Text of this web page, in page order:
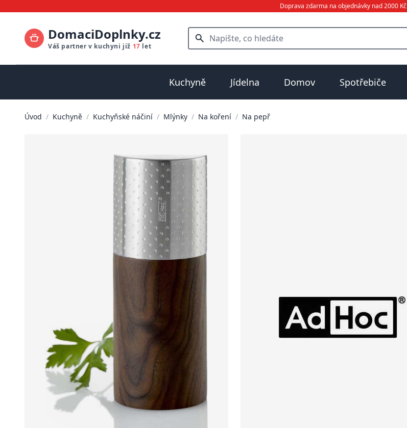
Doprava zdarma na objednávky nad 2000 Kč
DomaciDoplnky.cz
Váš partner v kuchyni již 17 let
Kuchyně Jídelna Domov Spotřebiče
Úvod / Kuchyně / Kuchyňské náčiní / Mlýnky / Na koření / Na pepř